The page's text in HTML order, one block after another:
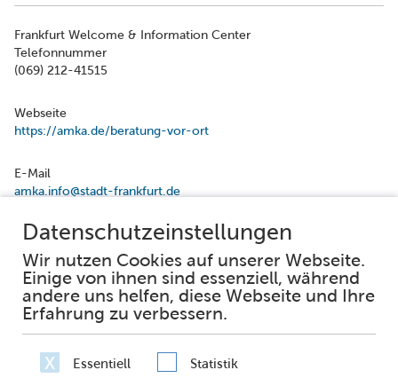
Frankfurt Welcome & Information Center
Telefonnummer
(069) 212-41515
Webseite
https://amka.de/beratung-vor-ort
E-Mail
amka.info@stadt-frankfurt.de
Facebook
Instagram
Impressum
Datenschutz